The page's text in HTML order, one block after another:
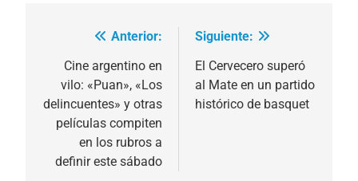
Navegación
entradas
Anterior:
Cine argentino en
vilo: «Puan», «Los
delincuentes» y otras
películas compiten
en los rubros a
definir este sábado
Siguiente:
El Cervecero superó
al Mate en un partido
histórico de basquet